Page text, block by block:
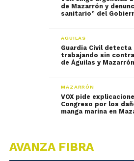
de Mazarrón y
sanitario” del
ÁGUILAS
Guardia Civil detecta
trabajando sin
de Águilas y Mazarrón
MAZARRÓN
VOX pide
Congreso por los
manga marina en
AVANZA FIBRA